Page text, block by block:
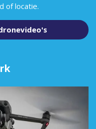
of locatie.